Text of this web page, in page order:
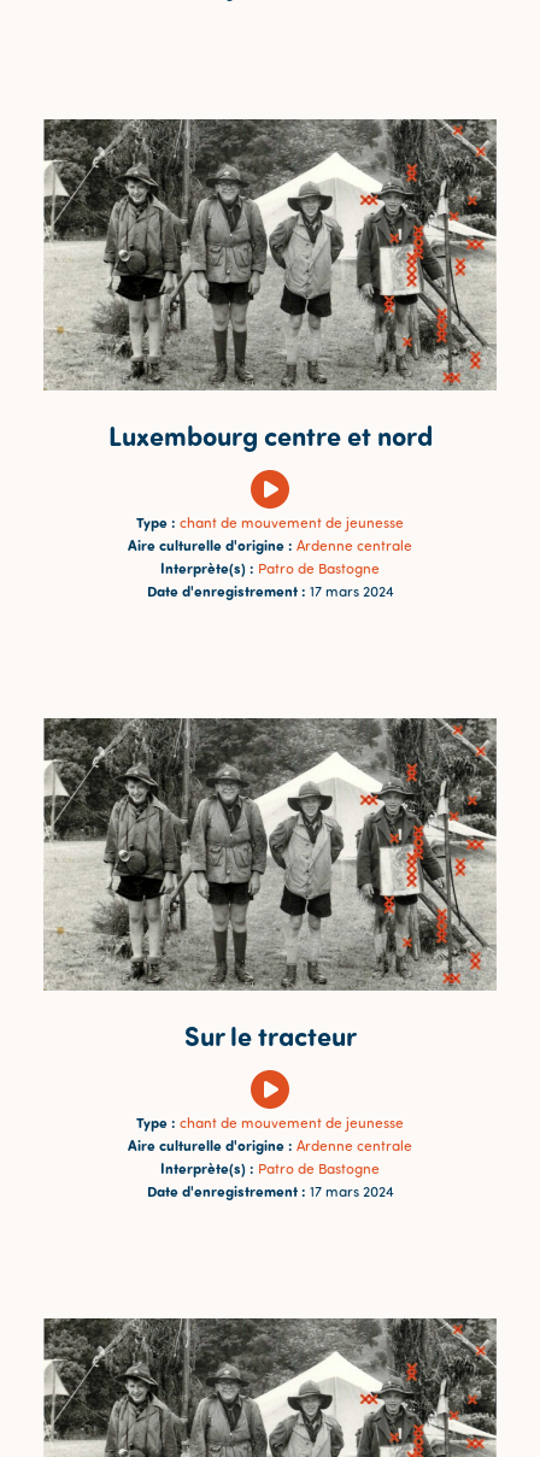
Luxembourg centre et nord
Type : chant de mouvement de jeunesse
Aire culturelle d'origine : Ardenne centrale
Interprète(s) : Patro de Bastogne
Date d'enregistrement : 17 mars 2024
Sur le tracteur
Type : chant de mouvement de jeunesse
Aire culturelle d'origine : Ardenne centrale
Interprète(s) : Patro de Bastogne
Date d'enregistrement : 17 mars 2024